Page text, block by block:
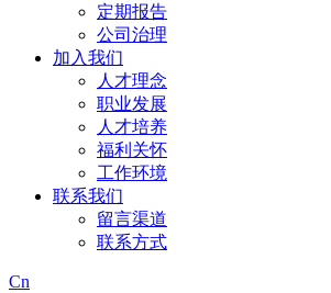
定期报告
公司治理
加入我们
人才理念
职业发展
人才培养
福利关怀
工作环境
联系我们
留言渠道
联系方式
Cn